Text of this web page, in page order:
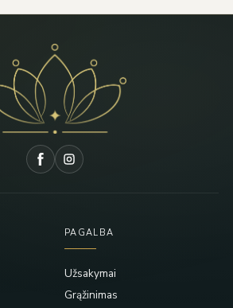
PAGALBA
Užsakymai
Grąžinimas